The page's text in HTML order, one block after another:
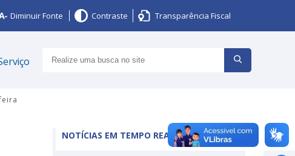
Diminuir Fonte Contraste Transparência Fiscal
NOTÍCIAS EM TEMPO REAL